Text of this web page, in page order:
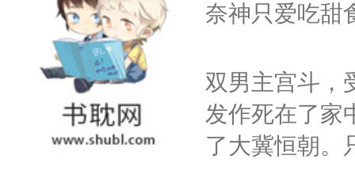
奈神只爱吃甜
双男主宫斗，
发作死在了家
了大冀恒朝。